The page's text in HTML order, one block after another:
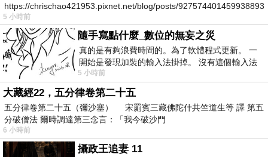
https://chrischao421953.pixnet.net/blog/posts/927574401459938893
5 小時前
隨手寫點什麼_數位的無妄之災
真的是有夠浪費時間的。為了軟體程式更新。 一
開始是發現加裝的輸入法掛掉。 沒有這個輸入法
我打字的速度會從一分鐘幾十字降
5 小時前
大藏經22，五分律卷第二十五
五分律卷第二十五（彌沙塞） 宋罽賓三藏佛陀什共竺道生等 譯 第五
分破僧法 爾時調達第三念言：「我今破沙門
6 小時前
攝政王追妻 11